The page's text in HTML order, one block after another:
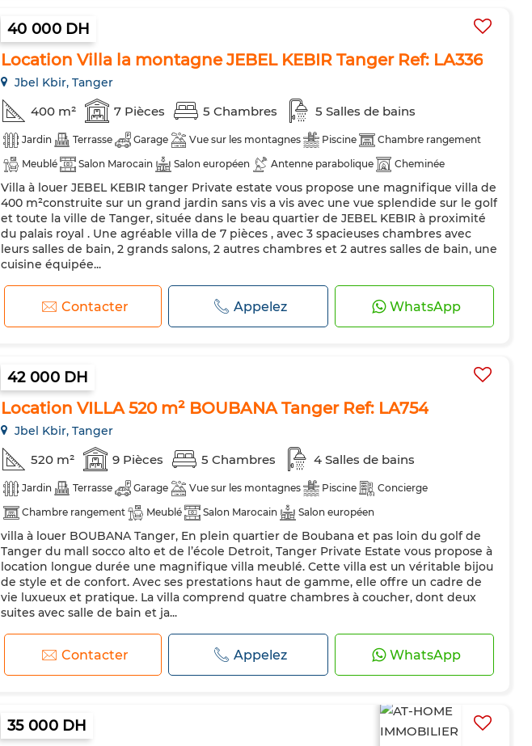
40 000 DH
Location Villa la montagne JEBEL KEBIR Tanger Ref: LA336
Jbel Kbir, Tanger
400 m² 7 Pièces 5 Chambres 5 Salles de bains
Jardin Terrasse Garage Vue sur les montagnes Piscine
Chambre rangement
Meublé
Salon Marocain Salon européen Antenne parabolique
Cheminée
Sécurité
Cuisine équipée Réfrigérateur Four Machine à laver
Micro-ondes
Animaux domestiques autorisés
Villa à louer JEBEL KEBIR tanger Private estate vous propose une magnifique villa de
400 m²construite sur un grand jardin sans vis a vis avec une vue splendide sur le golf
et toute la ville de Tanger, située dans le beau quartier de JEBEL KEBIR à proximité
du palais royal . Une agréable villa de 7 pièces , avec 3 spacieuses chambres avec
leurs salles de bain, 2 grands salons, 2 autres chambres et 2 autres salles de bain, une
cuisine équipée...
Contacter Appelez WhatsApp
42 000 DH
Location VILLA 520 m² BOUBANA Tanger Ref: LA754
Jbel Kbir, Tanger
520 m² 9 Pièces 5 Chambres 4 Salles de bains
Jardin Terrasse Garage Vue sur les montagnes Piscine
Concierge
Chambre rangement
Meublé Salon Marocain
Salon européen
Antenne parabolique
Cheminée Climatisation Chauffage central
Sécurité
Double vitrage
Cuisine équipée Réfrigérateur Four TV
Machine à laver
Micro-ondes
Animaux domestiques autorisés
villa à louer BOUBANA Tanger, En plein quartier de Boubana et pas loin du golf de
Tanger du mall socco alto et de l’école Detroit, Tanger Private Estate vous propose à
location longue durée une magnifique villa meublé. Cette villa est un véritable bijou
de style et de confort. Avec ses prestations haut de gamme, elle offre un cadre de
vie luxueux et pratique. La villa comprend quatre chambres à coucher, dont deux
suites avec salle de bain et ja...
Contacter Appelez WhatsApp
35 000 DH